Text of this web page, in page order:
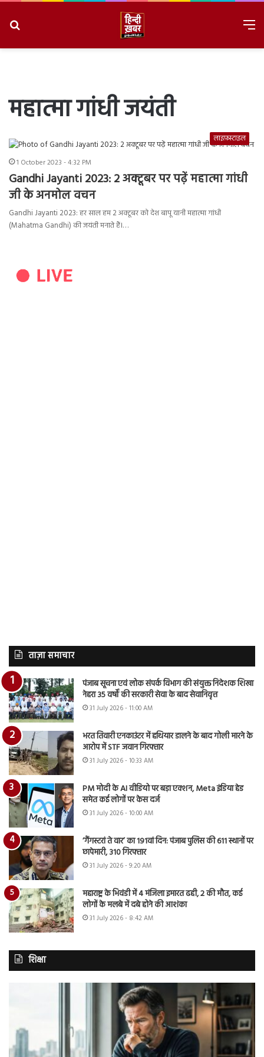
महात्मा गांधी जयंती
लाइफ़स्टाइल
1 October 2023 - 4:32 PM
Gandhi Jayanti 2023: 2 अक्टूबर पर पढ़ें महात्मा गांधी
जी के अनमोल वचन
Gandhi Jayanti 2023: हर साल हम 2 अक्टूबर को देश बापू यानी महात्मा गांधी
(Mahatma Gandhi) की जयंती मनाते हैं।…
ताज़ा समाचार
पंजाब सूचना एवं लोक संपर्क विभाग की संयुक्त निदेशक शिखा
नेहरा 35 वर्षों की सरकारी सेवा के बाद सेवानिवृत्त
31 July 2026 - 11:00 AM
भरत तिवारी एनकाउंटर में हथियार डालने के बाद गोली मारने के
आरोप में STF जवान गिरफ्तार
31 July 2026 - 10:33 AM
PM मोदी के AI वीडियो पर बड़ा एक्शन, Meta इंडिया हेड
समेत कई लोगों पर केस दर्ज
31 July 2026 - 10:00 AM
‘गैंगस्टरां ते वार’ का 191वां दिन: पंजाब पुलिस की 611 स्थानों पर
छापेमारी, 310 गिरफ्तार
31 July 2026 - 9:20 AM
महाराष्ट्र के भिवंडी में 4 मंजिला इमारत ढही, 2 की मौत, कई
लोगों के मलबे में दबे होने की आशंका
31 July 2026 - 8:42 AM
शिक्षा